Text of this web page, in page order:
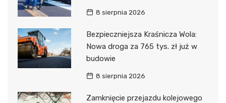
8 sierpnia 2026
Bezpieczniejsza Kraśnicza Wola:
Nowa droga za 765 tys. zł już w
budowie
8 sierpnia 2026
Zamknięcie przejazdu kolejowego